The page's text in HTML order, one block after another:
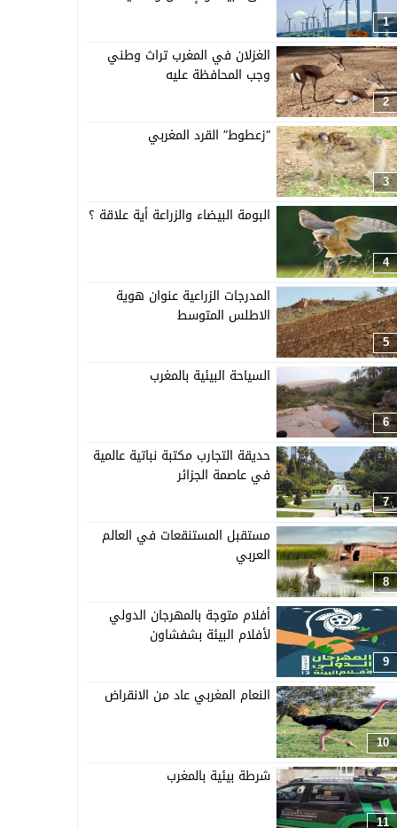
1
2
الغزلان في المغرب تراث وطني
وجب المحافظة عليه
3
“زعطوط” القرد المغربي
4
البومة البيضاء والزراعة أية علاقة ؟
5
المدرجات الزراعية عنوان هوية
الاطلس المتوسط
6
السياحة البيئية بالمغرب
7
حديقة التجارب مكتبة نباتية عالمية
في عاصمة الجزائر
8
مستقبل المستنقعات في العالم
العربي
9
أفلام متوجة بالمهرجان الدولي
لأفلام البيئة بشفشاون
10
النعام المغربي عاد من الانقراض
11
شرطة بيئية بالمغرب